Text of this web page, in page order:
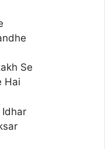
Se
Hai